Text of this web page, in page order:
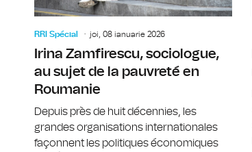
RRI Spécial joi, 08 ianuarie 2026
Irina Zamfirescu, sociologue,
au sujet de la pauvreté en
Roumanie
Depuis près de huit décennies, les
grandes organisations internationales
façonnent les politiques économiques